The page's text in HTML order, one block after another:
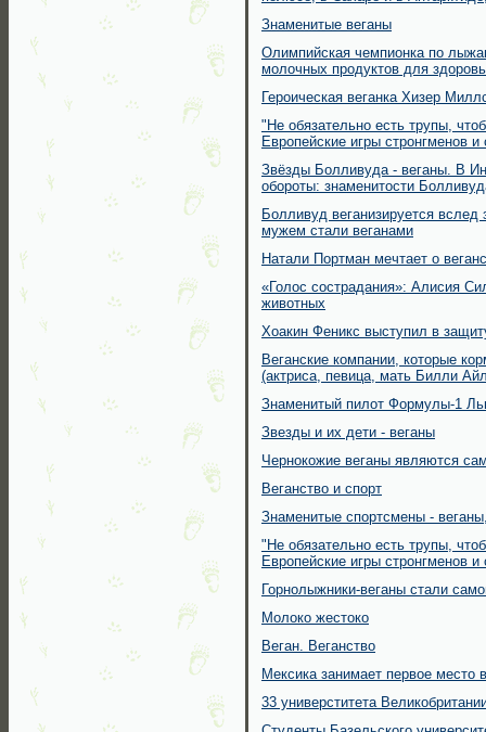
Знаменитые веганы
Олимпийская чемпионка по
молочных продуктов для
Героическая веганка Хизер
"Не обязательно есть трупы,
Европейские игры стронгменов
Звёзды Болливуда - веганы. В
обороты: знаменитости
Болливуд веганизируется
мужем стали веганами
Натали Портман мечтает о
«Голос сострадания»: Алисия
животных
Хоакин Феникс выступил в
Веганские компании, которые
(актриса, певица, мать Билли
Знаменитый пилот Формулы-1
Звезды и их дети - веганы
Чернокожие веганы являются
Веганство и спорт
Знаменитые спортсмены -
"Не обязательно есть трупы,
Европейские игры стронгменов
Горнолыжники-веганы стали
Молоко жестоко
Веган. Веганство
Мексика занимает первое место
33 универститета